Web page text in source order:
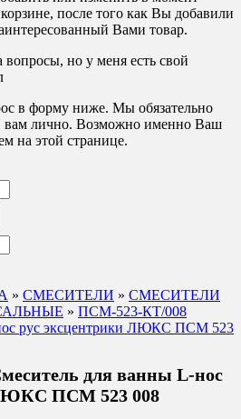
после того как Вы добавили
Вами товар.
вопросы, но у меня есть свой
в форму ниже. Мы обязательно
вам лично. Возможно именно Ваш
на этой странице.
» СМЕСИТЕЛИ » СМЕСИТЕЛИ
» ПСМ-523-КТ/008
рус эксцентрики ЛЮКС ПСМ 523
для ванны L-нос
ПСМ 523 008